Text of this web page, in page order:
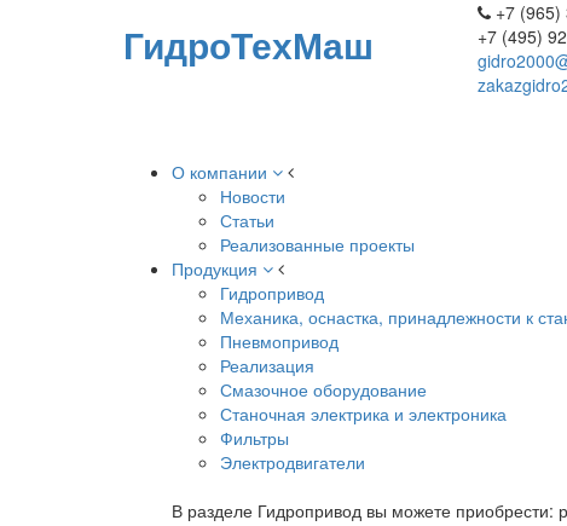
ГидроТехМаш
+7 (965)
+7 (495)
О компании
Новости
Статьи
Реализованные проекты
Продукция
Гидропривод
Механика, оснастка, принадлежности к
Пневмопривод
Реализация
Смазочное оборудование
Станочная электрика и электроника
Фильтры
Электродвигатели
В разделе Гидропривод вы можете приобрести: